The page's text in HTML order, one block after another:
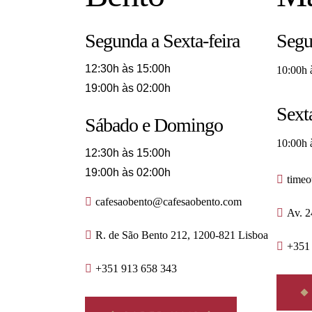
Segunda a Sexta-feira
12:30h às 15:00h
19:00h às 02:00h
Sábado e Domingo
12:30h às 15:00h
19:00h às 02:00h
cafesaobento@cafesaobento.com
R. de São Bento 212, 1200-821 Lisboa
+351 913 658 343
10:00h
10:00h
Av.
+351